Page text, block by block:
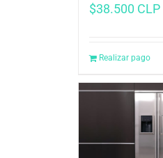
$38.500 CLP
Realizar pago